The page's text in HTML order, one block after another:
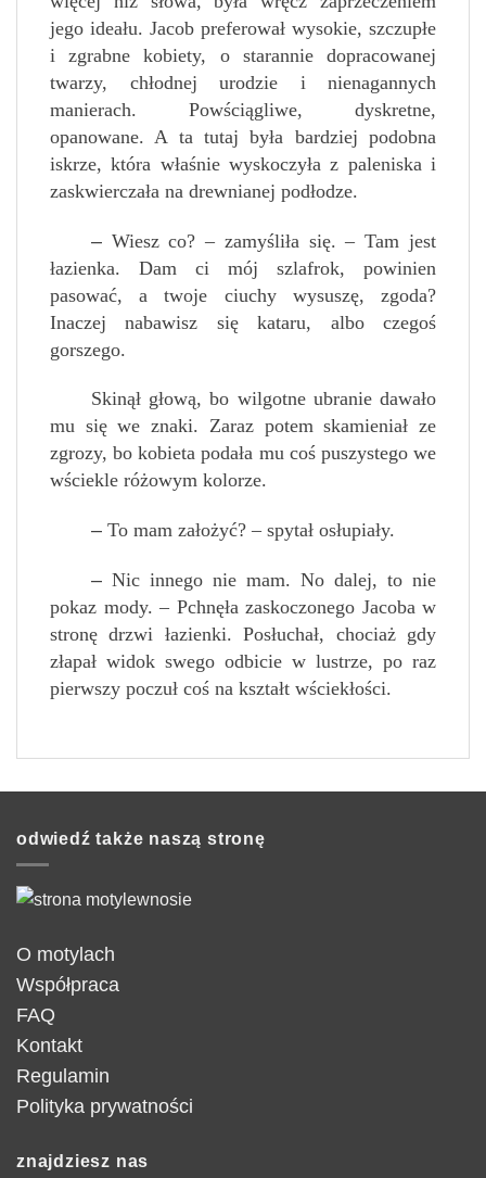
jego ideału. Jacob preferował wysokie, szczupłe
i zgrabne kobiety, o starannie dopracowanej
twarzy, chłodnej urodzie i nienagannych
manierach. Powściągliwe, dyskretne,
opanowane. A ta tutaj była bardziej podobna
iskrze, która właśnie wyskoczyła z paleniska i
zaskwierczała na drewnianej podłodze.
– Wiesz co? – zamyśliła się. – Tam jest
łazienka. Dam ci mój szlafrok, powinien
pasować, a twoje ciuchy wysuszę, zgoda?
Inaczej nabawisz się kataru, albo czegoś
gorszego.
Skinął głową, bo wilgotne ubranie dawało
mu się we znaki. Zaraz potem skamieniał ze
zgrozy, bo kobieta podała mu coś puszystego we
wściekle różowym kolorze.
– To mam założyć? – spytał osłupiały.
– Nic innego nie mam. No dalej, to nie
pokaz mody. – Pchnęła zaskoczonego Jacoba w
stronę drzwi łazienki. Posłuchał, chociaż gdy
złapał widok swego odbicie w lustrze, po raz
pierwszy poczuł coś na kształt wściekłości.
odwiedź także naszą stronę
O motylach
Współpraca
FAQ
Kontakt
Regulamin
Polityka prywatności
znajdziesz nas